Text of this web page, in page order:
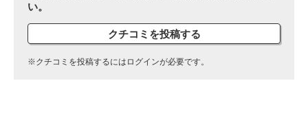
い。
クチコミを投稿する
※クチコミを投稿するにはログインが必要です。